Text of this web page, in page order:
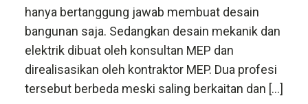
hanya bertanggung jawab membuat desain
bangunan saja. Sedangkan desain mekanik dan
elektrik dibuat oleh konsultan MEP dan
direalisasikan oleh kontraktor MEP. Dua profesi
tersebut berbeda meski saling berkaitan dan […]